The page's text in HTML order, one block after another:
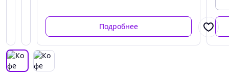
Подробнее